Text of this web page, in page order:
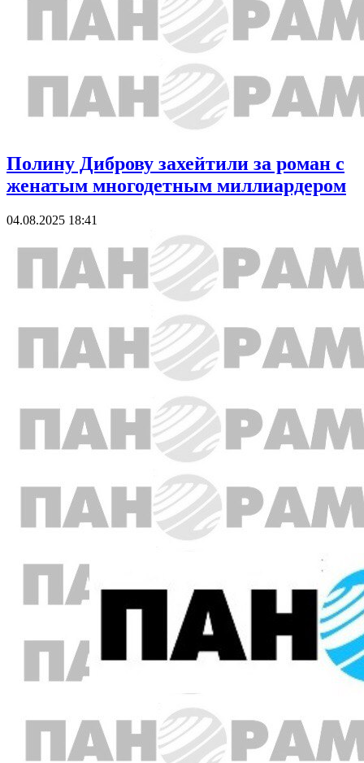
Полину Диброву захейтили за роман с
женатым многодетным миллиардером
04.08.2025 18:41